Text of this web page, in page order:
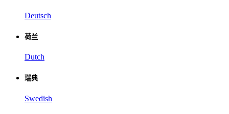
Deutsch
荷兰
Dutch
瑞典
Swedish